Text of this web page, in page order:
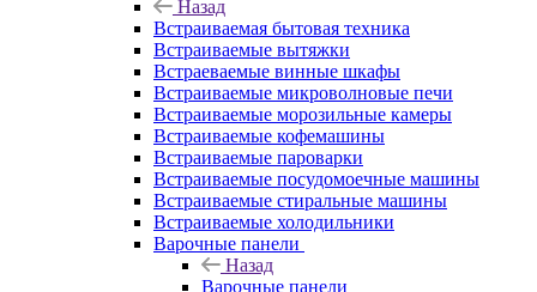
Назад
Встраиваемая бытовая техника
Встраиваемые вытяжки
Встраеваемые винные шкафы
Встраиваемые микроволновые печи
Встраиваемые морозильные камеры
Встраиваемые кофемашины
Встраиваемые пароварки
Встраиваемые посудомоечные машины
Встраиваемые стиральные машины
Встраиваемые холодильники
Варочные панели
Назад
Варочные панели